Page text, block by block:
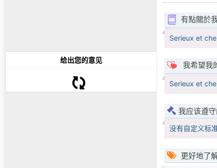
给出您的意见
有點關於
Serieux et
我希望我
Serieux et
我应该遵
没有自定义标
更好地了